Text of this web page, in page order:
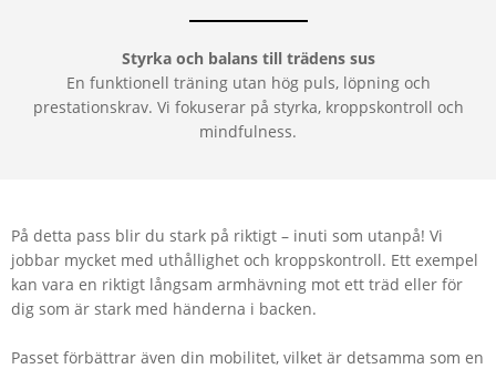
Styrka och balans till trädens sus
En funktionell träning utan hög puls, löpning och
prestationskrav. Vi fokuserar på styrka, kroppskontroll och
mindfulness.
På detta pass blir du stark på riktigt – inuti som utanpå! Vi
jobbar mycket med uthållighet och kroppskontroll. Ett exempel
kan vara en riktigt långsam armhävning mot ett träd eller för
dig som är stark med händerna i backen.
Passet förbättrar även din mobilitet, vilket är detsamma som en